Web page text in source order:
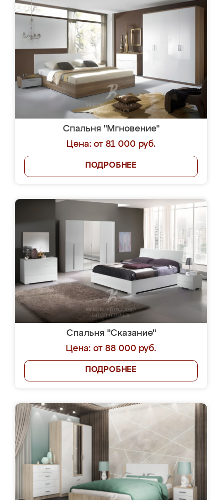
Спальня "Мгновение"
Цена: от 81 000 руб.
ПОДРОБНЕЕ
Спальня "Сказание"
Цена: от 88 000 руб.
ПОДРОБНЕЕ